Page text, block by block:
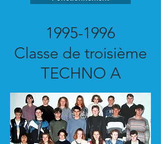
1995-1996
Classe de troisième
TECHNO A